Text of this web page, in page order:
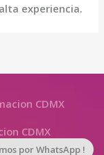
experiencia.
CDMX
CDMX
por WhatsApp !